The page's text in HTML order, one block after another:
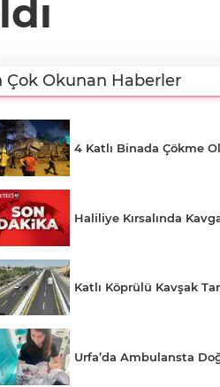
Çok Okunan Haberler
4 Katlı Binada Çökme
Haliliye Kırsalında
Katlı Köprülü Kavşak
Urfa’da Ambulansta